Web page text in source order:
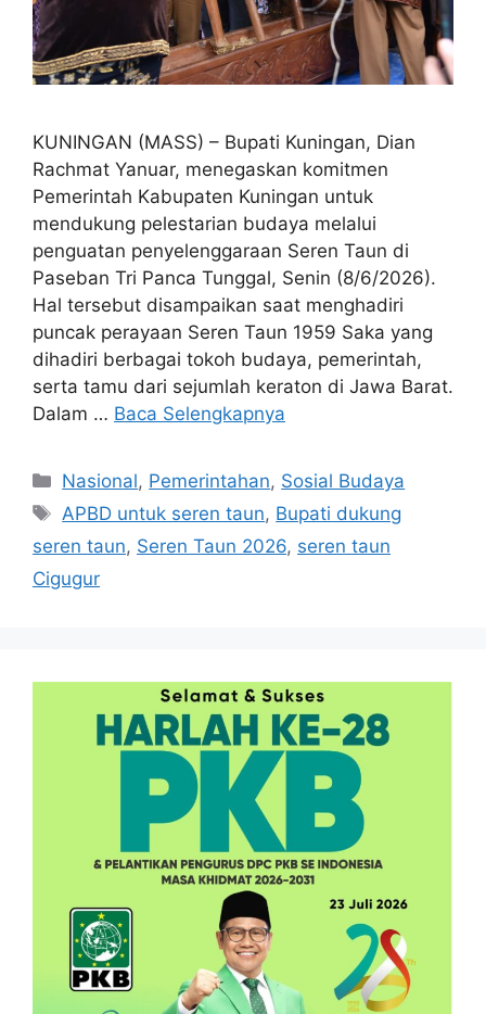
KUNINGAN (MASS) – Bupati Kuningan, Dian
Rachmat Yanuar, menegaskan komitmen
Pemerintah Kabupaten Kuningan untuk
mendukung pelestarian budaya melalui
penguatan penyelenggaraan Seren Taun di
Paseban Tri Panca Tunggal, Senin (8/6/2026).
Hal tersebut disampaikan saat menghadiri
puncak perayaan Seren Taun 1959 Saka yang
dihadiri berbagai tokoh budaya, pemerintah,
serta tamu dari sejumlah keraton di Jawa Barat.
Dalam … Baca Selengkapnya
Kategori
Nasional, Pemerintahan, Sosial Budaya
Tag
APBD untuk seren taun, Bupati dukung
seren taun, Seren Taun 2026, seren taun
Cigugur